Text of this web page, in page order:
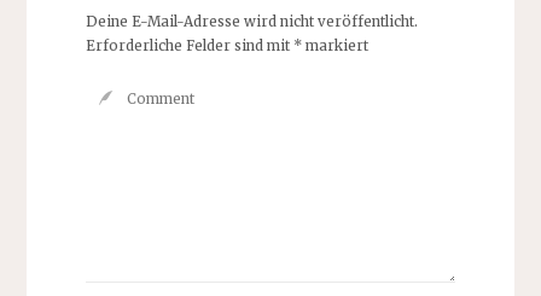
Deine E-Mail-Adresse wird nicht veröffentlicht.
Erforderliche Felder sind mit *markiert